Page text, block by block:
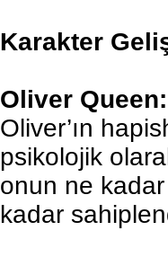
Karakter
Oliver Queen:
Oliver’ın
psikolojik
onun ne
kadar